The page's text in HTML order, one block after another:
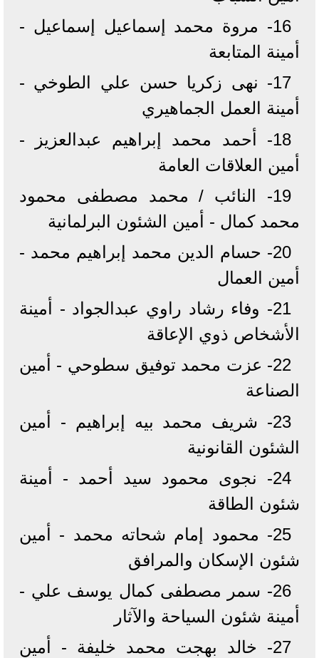
16- مروة محمد إسماعيل إسماعيل -
أمينة المتابعة
17- نهى زكريا حسن علي الطوخي -
أمينة العمل الجماهيري
18- أحمد محمد إبراهيم عبدالعزيز -
أمين العلاقات العامة
19- النائب / محمد مصطفى محمود
محمد كمال - أمين الشئون البرلمانية
20- حسام الدين محمد إبراهيم محمد -
أمين العمال
21- وفاء رشاد راوي عبدالجواد - أمينة
الأشخاص ذوي الإعاقة
22- عزت محمد توفيق سطوحي - أمين
الصناعة
23- شريف محمد بيه إبراهيم - أمين
الشئون القانونية
24- نجوى محمود سيد أحمد - أمينة
شئون الطاقة
25- محمود إمام شحاته محمد - أمين
شئون الإسكان والمرافق
26- سمر مصطفى كمال يوسف علي -
أمينة شئون السياحة والآثار
27- خالد بهجت محمد خليفة - أمين